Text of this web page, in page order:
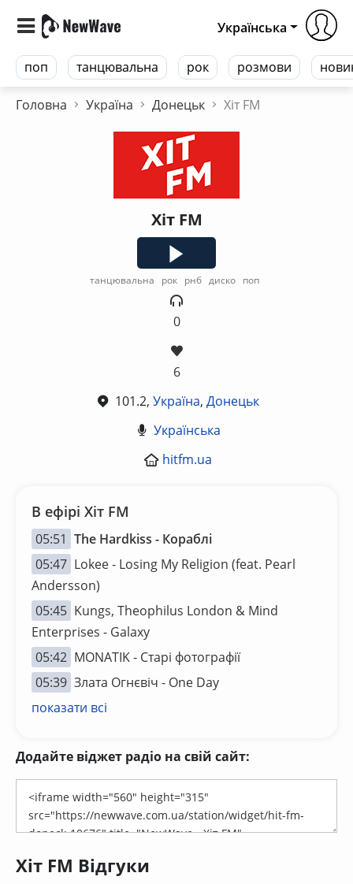
поп танцювальна рок розмови
Українська
Головна Україна Донецьк Хіт FM
Хіт FM
танцювальна рок рнб диско поп
0
6
101.2, Україна, Донецьк
Українська
hitfm.ua
В ефірі Хіт FM
05:51 The Hardkiss - Кораблі
05:47 Lokee - Losing My Religion (feat. Pearl
Andersson)
05:45 Kungs, Theophilus London & Mind
Enterprises - Galaxy
05:42 MONATIK - Старі фотографії
05:39 Злата Огнєвіч - One Day
показати всі
Додайте віджет радіо на свій сайт:
Хіт FM Відгуки